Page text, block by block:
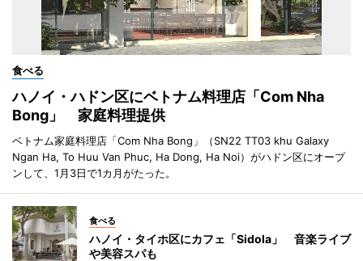
食べる
ハノイ・ハドン区にベトナム料理店「Com Nha
Bong」 家庭料理提供
ベトナム家庭料理店「Com Nha Bong」（SN22 TT03 khu Galaxy
Ngan Ha, To Huu Van Phuc, Ha Dong, Ha Noi）がハドン区にオープ
ンして、1月3日で1カ月がたった。
食べる
ハノイ・タイホ区にカフェ「Sidola」 音楽ライブ
や美容スパも